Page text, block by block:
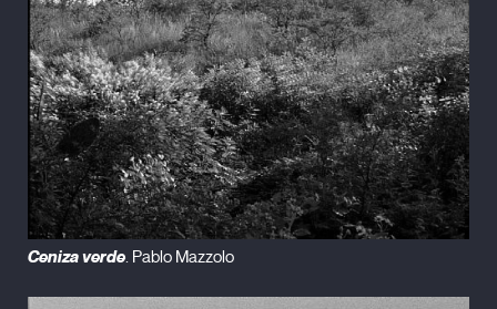
Ceniza verde . Pablo Mazzolo